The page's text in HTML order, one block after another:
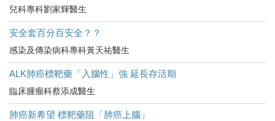
兒科專科劉家輝醫生
安全套百分百安全？？
感染及傳染病科專科黃天祐醫生
ALK肺癌標靶藥「入腦性」強 延長存活期
臨床腫瘤科蔡添成醫生
肺癌新希望 標靶藥阻「肺癌上腦」